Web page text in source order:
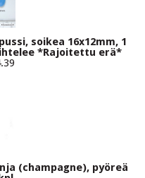
soikea 16x12mm, 1
*Rajoitettu erä*
(champagne), pyöreä